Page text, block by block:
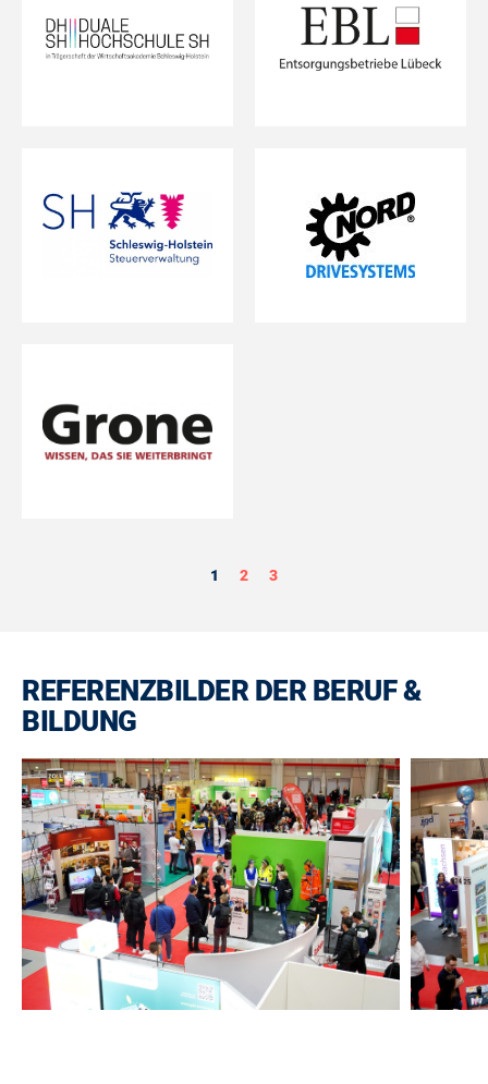
1 2 3
REFERENZBILDER DER BERUF &
BILDUNG